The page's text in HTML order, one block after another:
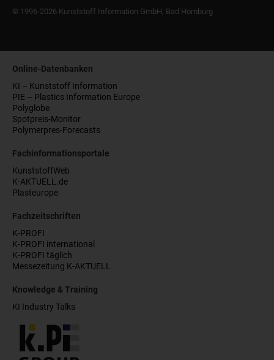
© 1996-2026 Kunststoff Information GmbH, Bad Homburg
Online-Datenbanken
KI – Kunststoff Information
PIE – Plastics Information Europe
Polyglobe
Spotpreis-Monitor
Polymerpres-Forecasts
Fachinformationsportale
KunststoffWeb
K-AKTUELL.de
Plasteurope
Fachzeitschriften
K-PROFI
K-PROFI international
K-PROFI täglich
Messezeitung K-AKTUELL
Knowledge & Training
KI Industry Talks